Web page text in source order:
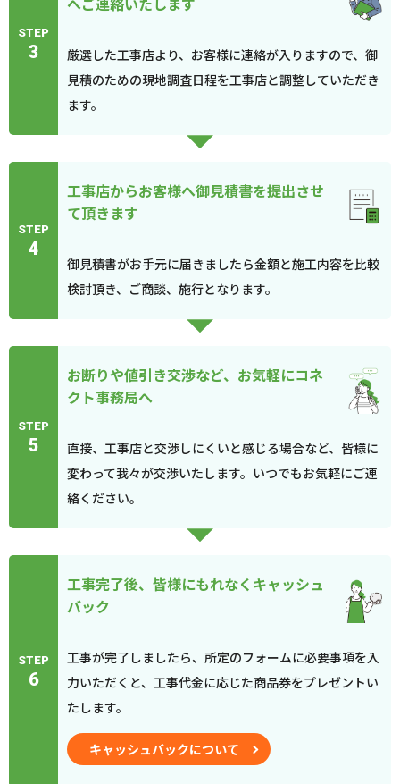
STEP
3
厳選した工事店より、お客様に連絡が入りますので、御
見積のための現地調査日程を工事店と調整していただき
ます。
STEP
4
工事店からお客様へ御見積書を提出させ
て頂きます
御見積書がお手元に届きましたら金額と施工内容を比較
検討頂き、ご商談、施行となります。
STEP
5
お断りや値引き交渉など、お気軽にコネ
クト事務局へ
直接、工事店と交渉しにくいと感じる場合など、皆様に
変わって我々が交渉いたします。いつでもお気軽にご連
絡ください。
STEP
6
工事完了後、皆様にもれなくキャッシュ
バック
工事が完了しましたら、所定のフォームに必要事項を入
力いただくと、工事代金に応じた商品券をプレゼントい
たします。
キャッシュバックについて